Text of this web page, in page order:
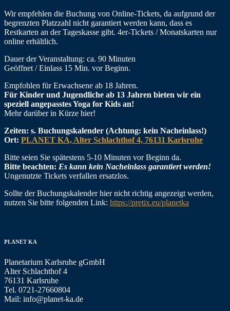
Wir empfehlen die Buchung von Online-Tickets, da aufgrund der
begrenzten Platzzahl nicht garantiert werden kann, dass es
Restkarten an der Tageskasse gibt. 4er-Tickets / Monatskarten nur
online erhältlich.
Dauer der Veranstaltung: ca. 90 Minuten
Geöffnet / Einlass 15 Min. vor Beginn.
Empfohlen für Erwachsene ab 18 Jahren.
Für Kinder und Jugendliche ab 13 Jahren bieten wir ein
speziell angepasstes Yoga for Kids an!
Mehr darüber in Kürze hier!
Zeiten: s. Buchungskalender (Achtung: kein Nacheinlass!)
Ort: PLANET KA, Alter Schlachthof 4, 76131 Karlsruhe
Bitte seien Sie spätestens 5-10 Minuten vor Beginn da.
Bitte beachten: Es kann kein Nacheinlass garantiert werden!
Ungenutzte Tickets verfallen ersatzlos.
Sollte der Buchungskalender hier nicht richtig angezeigt werden,
nutzen Sie bitte folgenden Link: https://pretix.eu/planetka
PLANET KA
Planetarium Karlsruhe gGmbH
Alter Schlachthof 4
76131 Karlsruhe
Tel. 0721-27660804
Mail: info@planet-ka.de